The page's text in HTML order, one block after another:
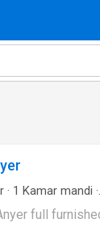
· 1 Kamar mandi ·
Lemari pakaian
anak·
disabilitas
full